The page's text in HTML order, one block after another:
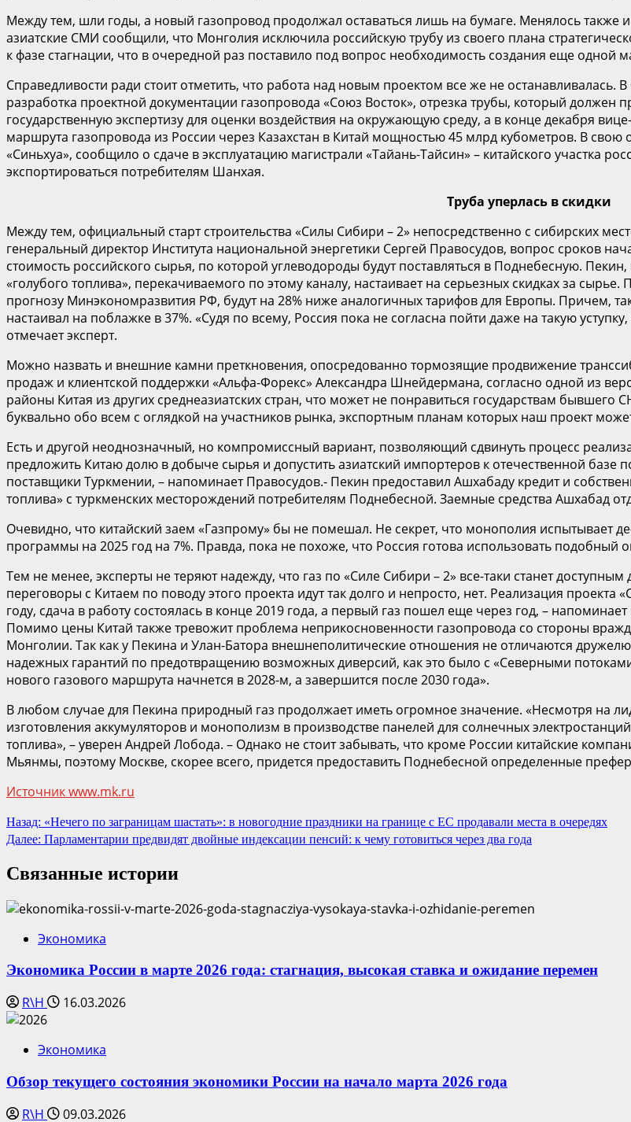
Между тем, шли годы, а новый газопровод продолжал оставаться лишь на бумаге. Менялось также
азиатские СМИ сообщили, что Монголия исключила российскую трубу из своего плана
к фазе стагнации, что в очередной раз поставило под вопрос необходимость создания еще
Справедливости ради стоит отметить, что работа над новым проектом все же не останавливалась.
разработка проектной документации газопровода «Союз Восток», отрезка трубы, который
государственную экспертизу для оценки воздействия на окружающую среду, а в конце декабря
маршрута газопровода из России через Казахстан в Китай мощностью 45 млрд кубометров. В свою
«Синьхуа», сообщило о сдаче в эксплуатацию магистрали «Тайань-Тайсин» – китайского участка
экспортироваться потребителям Шанхая.
Труба уперлась в скидки
Между тем, официальный старт строительства «Силы Сибири – 2» непосредственно с сибирских
генеральный директор Института национальной энергетики Сергей Правосудов, вопрос сроков
стоимость российского сырья, по которой углеводороды будут поставляться в Поднебесную.
«голубого топлива», перекачиваемого по этому каналу, настаивает на серьезных скидках за
прогнозу Минэкономразвития РФ, будут на 28% ниже аналогичных тарифов для Европы. Причем,
настаивал на поблажке в 37%. «Судя по всему, Россия пока не согласна пойти даже на такую
отмечает эксперт.
Можно назвать и внешние камни преткновения, опосредованно тормозящие продвижение
продаж и клиентской поддержки «Альфа-Форекс» Александра Шнейдермана, согласно одной из
районы Китая из других среднеазиатских стран, что может не понравиться государствам бывшего
буквально обо всем с оглядкой на участников рынка, экспортным планам которых наш проект
Есть и другой неоднозначный, но компромиссный вариант, позволяющий сдвинуть процесс
предложить Китаю долю в добыче сырья и допустить азиатский импортеров к отечественной базе
поставщики Туркмении, – напоминает Правосудов.- Пекин предоставил Ашхабаду кредит и
топлива» с туркменских месторождений потребителям Поднебесной. Заемные средства Ашхабад
Очевидно, что китайский заем «Газпрому» бы не помешал. Не секрет, что монополия испытывает
программы на 2025 год на 7%. Правда, пока не похоже, что Россия готова использовать подобный
Тем не менее, эксперты не теряют надежду, что газ по «Силе Сибири – 2» все-таки станет
переговоры с Китаем по поводу этого проекта идут так долго и непросто, нет. Реализация проекта
году, сдача в работу состоялась в конце 2019 года, а первый газ пошел еще через год, –
Помимо цены Китай также тревожит проблема неприкосновенности газопровода со стороны
Монголии. Так как у Пекина и Улан-Батора внешнеполитические отношения не отличаются
надежных гарантий по предотвращению возможных диверсий, как это было с «Северными
нового газового маршрута начнется в 2028-м, а завершится после 2030 года».
В любом случае для Пекина природный газ продолжает иметь огромное значение. «Несмотря на
изготовления аккумуляторов и монополизм в производстве панелей для солнечных
топлива», – уверен Андрей Лобода. – Однако не стоит забывать, что кроме России китайские
Мьянмы, поэтому Москве, скорее всего, придется предоставить Поднебесной определенные
Источник www.mk.ru
Продолжить
чтение
Назад: «Нечего по заграницам шастать»: в новогодние праздники на границе с ЕС продавали места в очередях
Далее: Парламентарии предвидят двойные индексации пенсий: к чему готовиться через два года
Связанные истории
Экономика
Экономика России в марте 2026 года: стагнация, высокая ставка и ожидание перемен
R\H 16.03.2026
Экономика
Обзор текущего состояния экономики России на начало марта 2026 года
R\H 09.03.2026